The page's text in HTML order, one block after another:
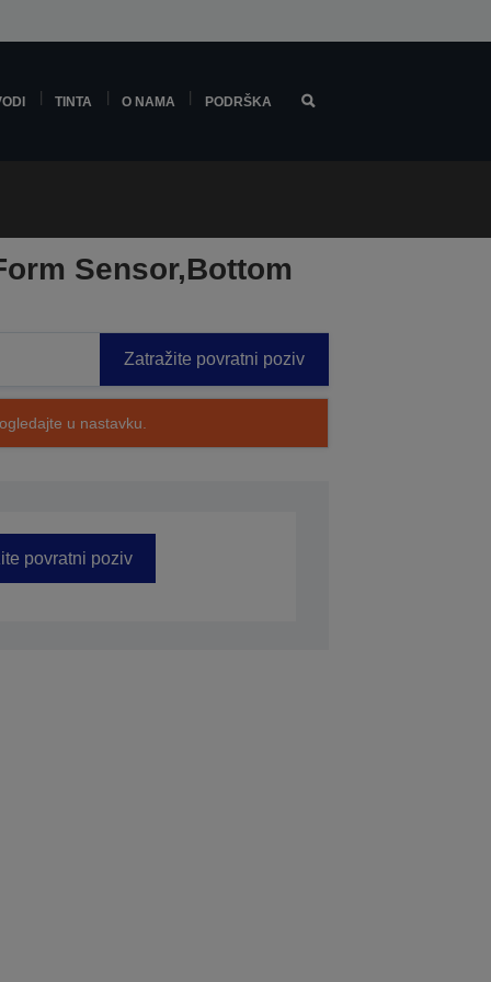
TINTA O NAMA PODRŠKA
Sensor,Bottom
Zatražite povratni poziv
u nastavku.
povratni poziv